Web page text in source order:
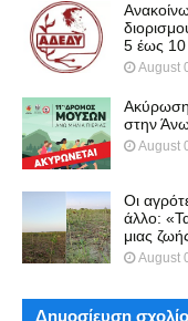
5 έως
August
στην
August
Οι
άλλο:
μιας
August
Δημοσίευση